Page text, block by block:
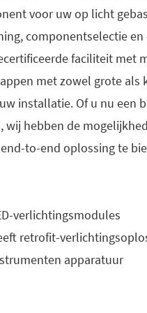
voor uw op licht
componentselectie
faciliteit met
met zowel grote als
installatie. Of u nu een
wij hebben de
to-end oplossing te
verlichtingsmodules
retrofit-
apparatuur